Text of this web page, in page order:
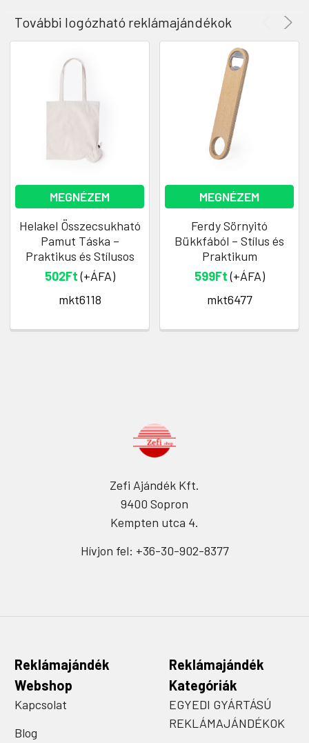
További logózható reklámajándékok
MEGNÉZEM
Helakel Összecsukható
Pamut Táska –
Praktikus és Stílusos
502Ft(+ÁFA)
mkt6118
MEGNÉZEM
Ferdy Sörnyitó
Bükkfából – Stílus és
Praktikum
599Ft(+ÁFA)
mkt6477
Zefi Ajándék Kft.
9400 Sopron
Kempten utca 4.
Hívjon fel: +36-30-902-8377
Reklámajándék
Webshop
Kapcsolat
Blog
Reklámajándék
Kategóriák
EGYEDI GYÁRTÁSÚ
REKLÁMAJÁNDÉKOK